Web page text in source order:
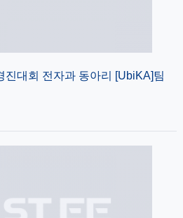
진대회 전자과 동아리 [UbiKA]팀